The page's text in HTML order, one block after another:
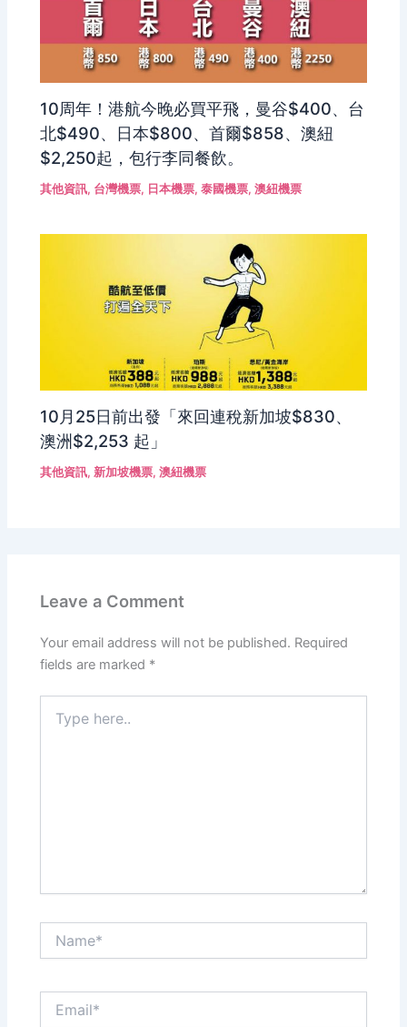
10周年！港航今晚必買平飛，曼谷$400、台
北$490、日本$800、首爾$858、澳紐
$2,250起，包行李同餐飲。
其他資訊, 台灣機票, 日本機票,泰國機票,澳紐機票
10月25日前出發「來回連稅新加坡$830、
澳洲$2,253 起」
其他資訊,新加坡機票,澳紐機票
Leave a Comment
Your email address will not be published. Required
fields are marked *
here..